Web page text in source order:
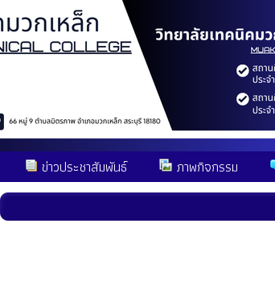
ข่าวประชาสัมพันธ์ ภาพกิจกรรม